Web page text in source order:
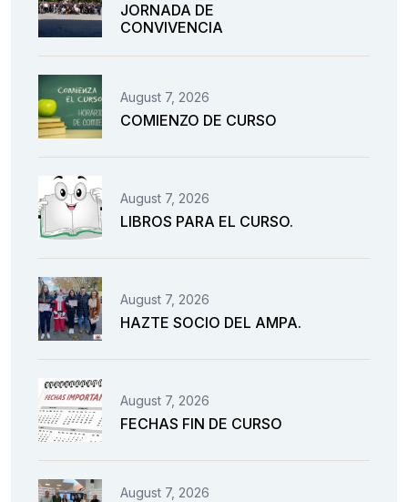
JORNADA DE
CONVIVENCIA
August 7, 2026
COMIENZO DE CURSO
August 7, 2026
LIBROS PARA EL CURSO.
August 7, 2026
HAZTE SOCIO DEL AMPA.
August 7, 2026
FECHAS FIN DE CURSO
August 7, 2026